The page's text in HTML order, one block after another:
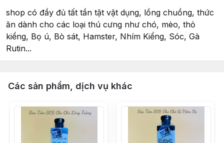
shop có đầy đủ tất tần tật vật dụng, lồng chuồng, thức
ăn dành cho các loại thú cưng như chó, mèo, thỏ
kiểng, Bọ ú, Bò sát, Hamster, Nhím Kiểng, Sóc, Gà
Rutin...
Các sản phẩm, dịch vụ khác